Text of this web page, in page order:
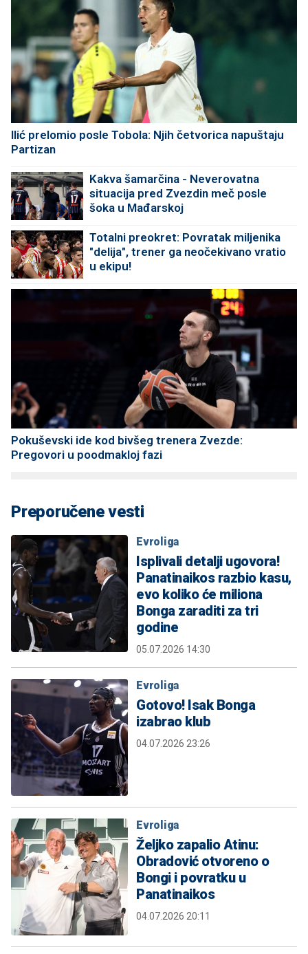
Ilić prelomio posle Tobola: Njih četvorica napuštaju
Partizan
Kakva šamarčina - Neverovatna
situacija pred Zvezdin meč posle
šoka u Mađarskoj
Totalni preokret: Povratak miljenika
"delija", trener ga neočekivano vratio
u ekipu!
Pokuševski ide kod bivšeg trenera Zvezde:
Pregovori u poodmakloj fazi
Preporučene vesti
Evroliga
Isplivali detalji ugovora!
Panatinaikos razbio kasu,
evo koliko će miliona
Bonga zaraditi za tri
godine
05.07.2026 14:30
Evroliga
Gotovo! Isak Bonga
izabrao klub
04.07.2026 23:26
Evroliga
Željko zapalio Atinu:
Obradović otvoreno o
Bongi i povratku u
Panatinaikos
04.07.2026 20:11